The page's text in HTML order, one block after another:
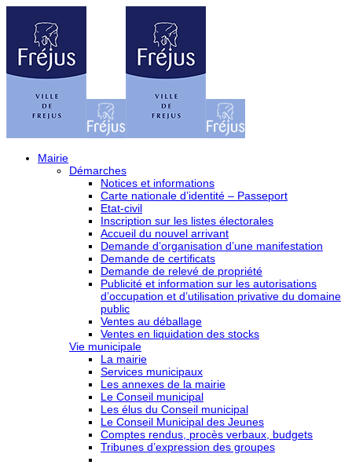
Mairie
Démarches
Notices et informations
Carte nationale d’identité – Passeport
Etat-civil
Inscription sur les listes électorales
Accueil du nouvel arrivant
Demande d’organisation d’une manifestation
Demande de certificats
Demande de relevé de propriété
Publicité et information sur les autorisations
d’occupation et d’utilisation privative du domaine
public
Ventes au déballage
Ventes en liquidation des stocks
Vie municipale
La mairie
Services municipaux
Les annexes de la mairie
Le Conseil municipal
Les élus du Conseil municipal
Le Conseil Municipal des Jeunes
Comptes rendus, procès verbaux, budgets
Tribunes d’expression des groupes